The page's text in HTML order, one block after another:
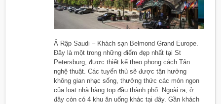
Ả Rập Saudi – Khách sạn Belmond Grand Europe.
Đây là một trong những điểm đẹp nhất tại St
Petersburg, được thiết kế theo phong cách Tân
nghệ thuật. Các tuyển thủ sẽ được tận hưởng
không gian nhạc sống, thưởng thức các món ngon
của loạt nhà hàng top đầu thành phố. Ngoài ra, ở
đây còn có 4 khu ăn uống khác tại đây. Gần khách